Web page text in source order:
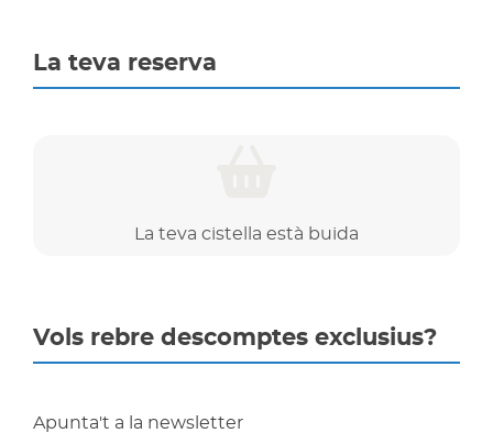
La teva reserva
La teva cistella està buida
Vols rebre descomptes exclusius?
Apunta't a la newsletter